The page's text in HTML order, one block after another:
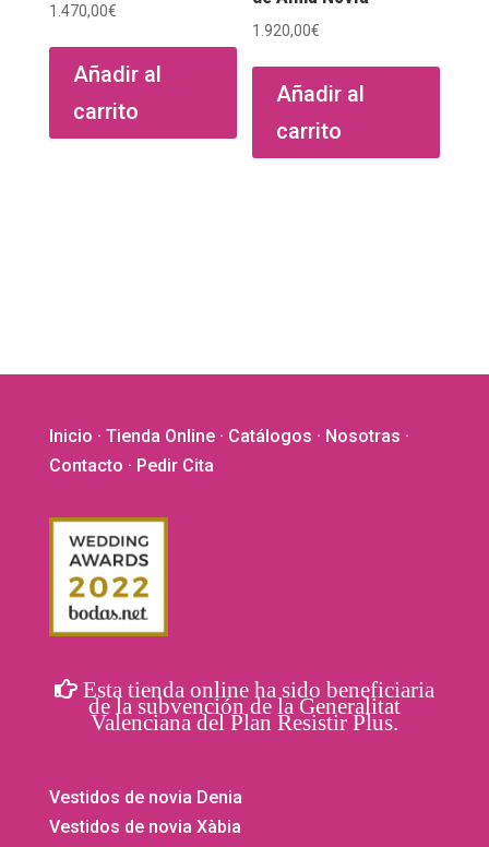
1.470,00€
Añadir al
carrito
1.920,00€
Añadir al
carrito
Inicio · Tienda Online· Catálogos · Nosotras ·
Contacto · Pedir Cita
Esta tienda online ha sido beneficiaria
de la subvención de la Generalitat
Valenciana del Plan Resistir Plus.
Vestidos de novia Denia
Vestidos de novia Xàbia